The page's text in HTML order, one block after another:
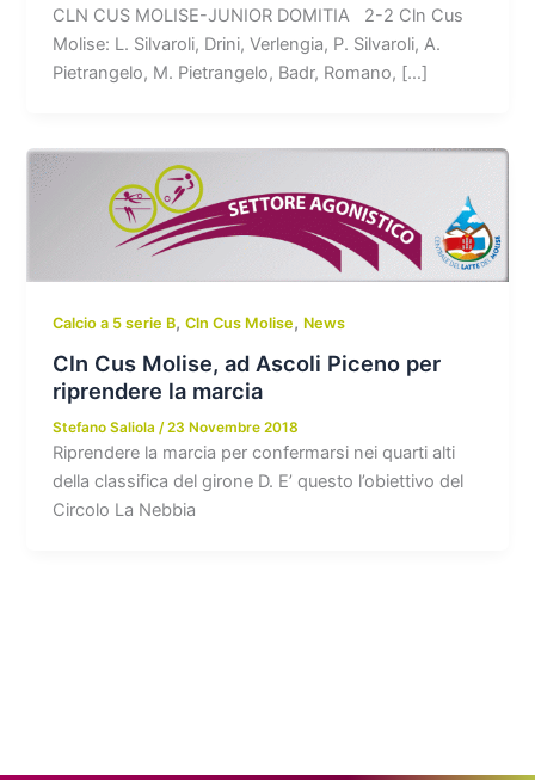
CLN CUS MOLISE-JUNIOR DOMITIA 2-2 Cln Cus
Molise: L. Silvaroli, Drini, Verlengia, P. Silvaroli, A.
Pietrangelo, M. Pietrangelo, Badr, Romano, […]
Calcio a 5 serie B,Cln Cus Molise, News
Cln Cus Molise, ad Ascoli Piceno per
riprendere la marcia
Stefano Saliola/23 Novembre 2018
Riprendere la marcia per confermarsi nei quarti alti
della classifica del girone D. E’ questo l’obiettivo del
Circolo La Nebbia